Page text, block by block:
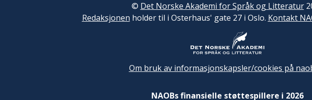
© Det Norske Akademi for Språk og Litteratur
Redaksjonen holder til i Osterhaus' gate 27 i Oslo. Kontakt
Om bruk av informasjonskapsler/cookies på
NAOBs finansielle støttespillere i 2026